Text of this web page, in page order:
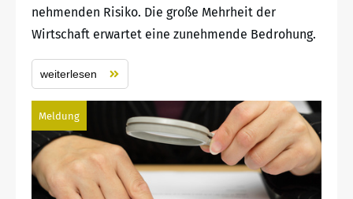
nehmenden Risiko. Die große Mehrheit der
Wirtschaft erwartet eine zunehmende Bedrohung.
weiterlesen
Meldung